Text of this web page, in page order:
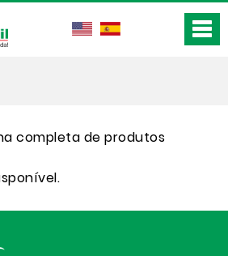
completa de produtos